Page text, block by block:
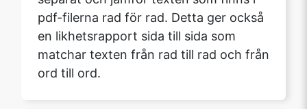
pdf-filerna rad för rad. Detta ger också
en likhetsrapport sida till sida som
matchar texten från rad till rad och från
ord till ord.